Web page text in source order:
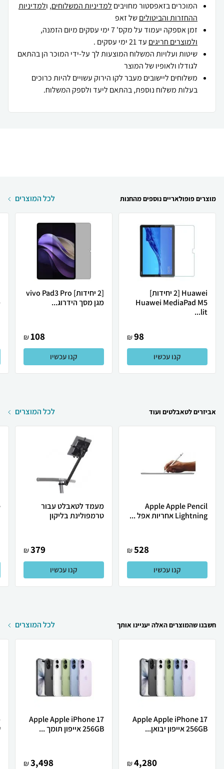
המוכרים בזאפסטור מחויבים למדיניות המשלוחים, ולמדיניות
ההחזרות והביטוליםשל זאפ
זמן אספקה יעמוד על מקס' 7 ימי עסקים מיום הזמנה,
ולמוצרים חריגים עד 21 ימי עסקים .
שיטות ועלויות המשלוח המוצעות לך על-ידי המוכר הן בהתאם
לגודלו ולאופיו של המוצר
משלוחים ליישובים מעבר לקו הירוק עשויים להיות כרוכים
בעלות משלוח נוספת, בהתאם ליעד ולספק המשלוח.
מוצרים פופולאריים נוספים מהחנות לכל המוצרים
Huawei [2 יחידות]
Huawei MediaPad M5
lit...
98
₪
קנו עכשיו
[2 יחידות] vivo Pad3 Pro
מגן מסך הידרוג...
108
₪
קנו עכשיו
אביזרים לטאבלטים ועוד לכל המוצרים
Apple Apple Pencil
Lightning אחריות אפל ...
528
₪
קנו עכשיו
מעמד לטאבלט עבור
טרמפולינת בליקון
379
₪
קנו עכשיו
חשבנו שהמוצרים האלה יעניינו אותך לכל המוצרים
Apple Apple iPhone 17
256GB אייפון יבואן...
4,280
₪
Apple Apple iPhone 17
256GB אייפון תומך ...
3,498
₪